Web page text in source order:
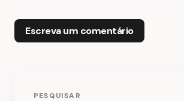
Escreva um comentário
O seu endereço de e-mail não será
PESQUISAR